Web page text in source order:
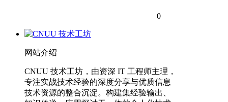
0
网站介绍
CNUU 技术工坊，由资深 IT 工程师主理，
专注实战技术经验的深度分享与优质信息
技术资源的整合沉淀。构建集经验输出、